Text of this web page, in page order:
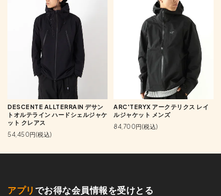
DESCENTE ALLTERRAIN デサン
トオルテライン ハードシェルジャケ
ット クレアス
54,450円(税込)
ARC'TERYX アークテリクス レイ
ルジャケット メンズ
84,700円(税込)
アプリ でお得な会員情報を受けとる